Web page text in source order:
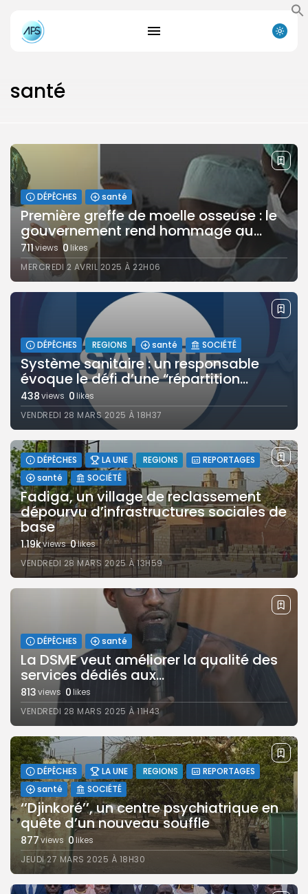
Search
for:
Search
Button
santé
DÉPÊCHES santé
Première greffe de moelle osseuse : le
gouvernement rend hommage au...
711views 0 likes
MERCREDI 2 AVRIL 2025 À 22H06
DÉPÊCHES REGIONS santé SOCIÉTÉ
Système sanitaire : un responsable
évoque le défi d’une “répartition...
438views 0likes
VENDREDI 28 MARS 2025 À 18H37
DÉPÊCHES LA UNE REGIONS
REPORTAGES
santé
SOCIÉTÉ
Fadiga, un village de reclassement
dépourvu d’infrastructures sociales de
base
1.19kviews 0likes
VENDREDI 28 MARS 2025 À 13H59
DÉPÊCHES santé
La DSME veut améliorer la qualité des
services dédiés aux...
813views 0likes
VENDREDI 28 MARS 2025 À 11H43
DÉPÊCHES LA UNE REGIONS
REPORTAGES
santé
SOCIÉTÉ
‘’Djinkoré’’, un centre psychiatrique en
quête d’un nouveau souffle
877views 0likes
JEUDI 27 MARS 2025 À 18H30